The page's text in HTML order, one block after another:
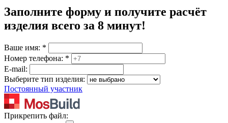
Заполните форму и получите расчёт
изделия всего за 8 минут!
Ваше имя: *
Номер телефона: *
E-mail:
Выберите тип изделия:
Постоянный участник
Прикрепить файл: